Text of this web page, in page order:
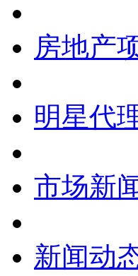
房地产
明星代
市场新
新闻动